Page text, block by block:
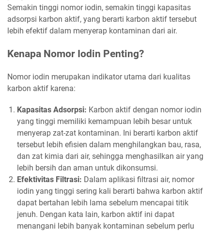
Semakin tinggi nomor iodin, semakin tinggi kapasitas
adsorpsi karbon aktif, yang berarti karbon aktif tersebut
lebih efektif dalam menyerap kontaminan dari air.
Kenapa Nomor Iodin Penting?
Nomor iodin merupakan indikator utama dari kualitas
karbon aktif karena:
Kapasitas Adsorpsi: Karbon aktif dengan nomor iodin
yang tinggi memiliki kemampuan lebih besar untuk
menyerap zat-zat kontaminan. Ini berarti karbon aktif
tersebut lebih efisien dalam menghilangkan bau, rasa,
dan zat kimia dari air, sehingga menghasilkan air yang
lebih bersih dan aman untuk dikonsumsi.
Efektivitas Filtrasi: Dalam aplikasi filtrasi air, nomor
iodin yang tinggi sering kali berarti bahwa karbon aktif
dapat bertahan lebih lama sebelum mencapai titik
jenuh. Dengan kata lain, karbon aktif ini dapat
menangani lebih banyak kontaminan sebelum perlu